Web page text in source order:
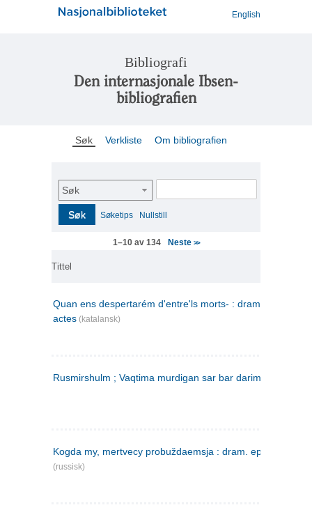
English
Bibliografi
Den internasjonale Ibsen-
bibliografien
Søk Verkliste Om bibliografien
Søk
Søk Søketips Nullstill
1–10 av 134 Neste >>
Tittel
Quan ens despertarém d'entre'ls morts- : drama en tres
actes (katalansk)
Rusmirshulm ; Vaqtima murdigan sar bar darim
Kogda my, mertvecy probuždaemsja : dram. epilog v 3 d
(russisk)